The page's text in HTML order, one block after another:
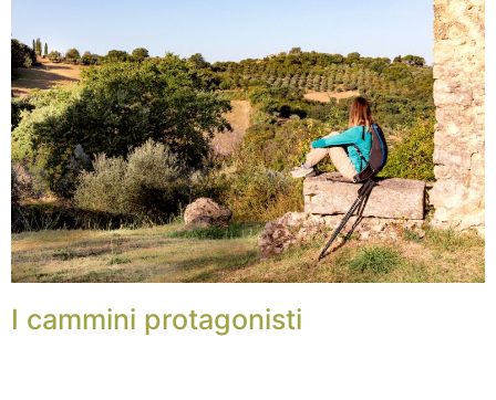
I cammini protagonisti